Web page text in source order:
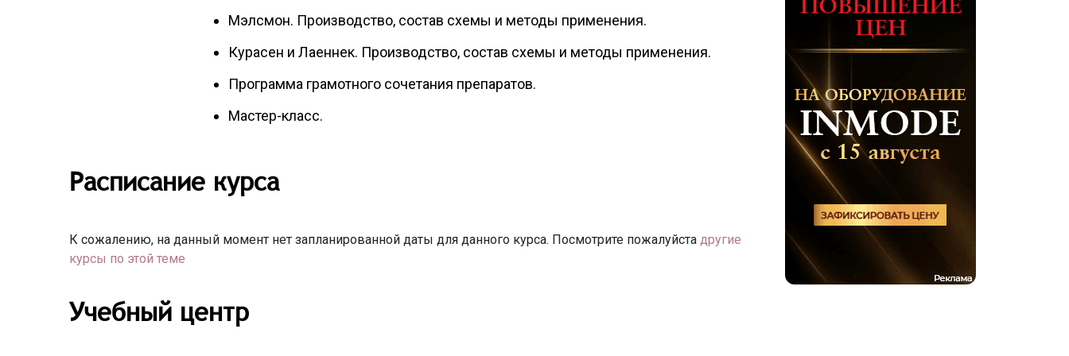
Мэлсмон. Производство, состав схемы и методы применения.
Курасен и Лаеннек. Производство, состав схемы и методы применения.
Программа грамотного сочетания препаратов.
Мастер-класс.
Расписание курса
К сожалению, на данный момент нет запланированной даты для данного курса. Посмотрите пожалуйста другие
курсы по этой теме
Учебный центр